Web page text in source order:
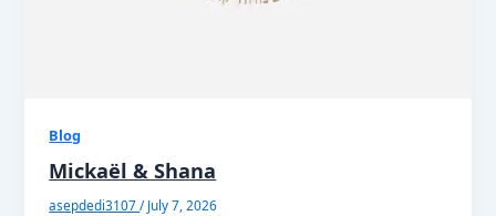
Blog
Mickaël & Shana
asepdedi3107/July 7, 2026